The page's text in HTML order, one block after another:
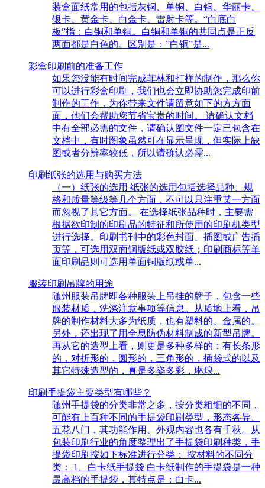
装盒面纸常用的包括灰铜、单铜、白铜、华丽卡、
银卡、黄金卡、白金卡、雷射卡等。“白底白
板”指：白铜和单铜。白铜和单铜的共同点是正反
两面都是白色的。区别是：”白铜”是...
彩盒印刷前的准备工作
如果您没能有时间完成菲林和打样的制作，那么你
可以进行彩盒印刷，我们也会立即协助您完成印前
制作的工作，为你带来文件请留意如下的方方面
面，他们会帮助您节省宝贵的时间。 请确认文档
中有全部必需的文件，请确认图文件一定已包含在
文档中，有时图象虽然可在显示呈现，但实际上缺
图或者分辨率较低，所以请确认必需...
印刷纸张的选用与购买方法
（一）纸张的选用 纸张的选用包括选择品种、规
格和质量等级等几个方面，不可以只注重某一方面
而忽视了其它方面。 在选择纸张品种时，主要需
根据欲印制的印刷品的特征和所使用的印刷机类型
进行选择。印刷书刊中的彩色封面、插图或广告插
页等，可选用双面铜版纸或双胶纸；印刷商标等单
面印刷品则可选用单面铜版纸或单...
服装印刷吊牌的用途
随州服装吊牌即各种服装上吊挂的牌子，包含一些
服装材质，洗涤注意事项等信息。从质地上看，吊
牌的制作材料大多为纸质，也有塑料的、金属的。
另外，还出现了用全息防伪材料制成的新型吊牌。
再从它的造型上看，则更是多种多样的：有长条形
的，对折形的，圆形的，三角形的，插袋式的以及
其它特殊造型的，真是多姿多彩，琳琅...
印刷手提袋主要类型有哪些？
随州手提袋的分类非常之多，按分类粗细的不同，
可能有上百种不同的手提袋印刷类型，形态各异、
五花八门，其功能作用、外观内容也各有千秋。从
包装印刷行业的角度整理出了手提袋印刷种类，手
提袋印刷按如下标准进行分类： 按材料的不同分
类： 1、白卡纸手提袋 白卡纸制作的手提袋是一种
最高档的手提袋，其特点是：白卡...